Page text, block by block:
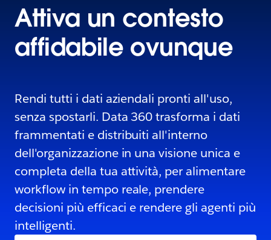
Attiva un contesto
affidabile ovunque
Rendi tutti i dati aziendali pronti all'uso,
senza spostarli. Data 360 trasforma i dati
frammentati e distribuiti all'interno
dell'organizzazione in una visione unica e
completa della tua attività, per alimentare
workflow in tempo reale, prendere
decisioni più efficaci e rendere gli agenti più
intelligenti.